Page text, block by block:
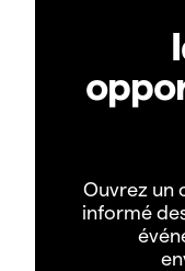
Ouvrez un
informé